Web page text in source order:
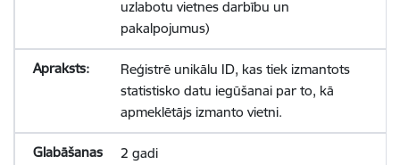
uzlabotu vietnes darbību un
pakalpojumus)
Reģistrē unikālu ID, kas tiek izmantots
statistisko datu iegūšanai par to, kā
apmeklētājs izmanto vietni.
2 gadi